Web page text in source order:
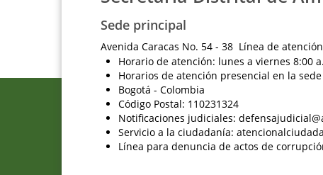
Sede principal
Avenida Caracas No. 54 - 38 Línea de
Horario de atención: lunes a viernes 8:00
Horarios de atención presencial en la
Bogotá - Colombia
Código Postal: 110231324
Notificaciones judiciales:
Servicio a la ciudadanía:
Línea para denuncia de actos de